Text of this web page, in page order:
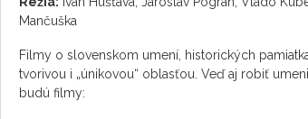
Mančuška
Filmy o slovenskom umení, historických
tvorivou i „únikovou“ oblasťou. Veď aj robiť
budú filmy: